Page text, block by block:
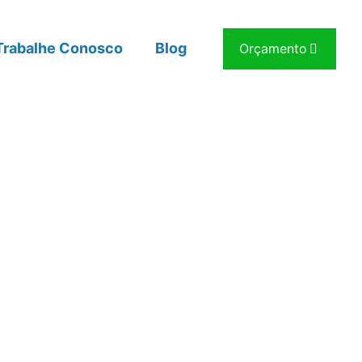
Conosco Blog Orçamento